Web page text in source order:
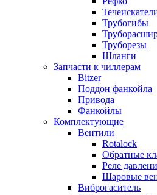
Трубогибы
Труборезы
Шланги
Запчасти к чиллерам
Bitzer
Поддон фанкойла
Привода
Фанкойлы
Комплектующие
Вентили
Rotalock
Обратные
Реле
Шаровые
Виброгаситель